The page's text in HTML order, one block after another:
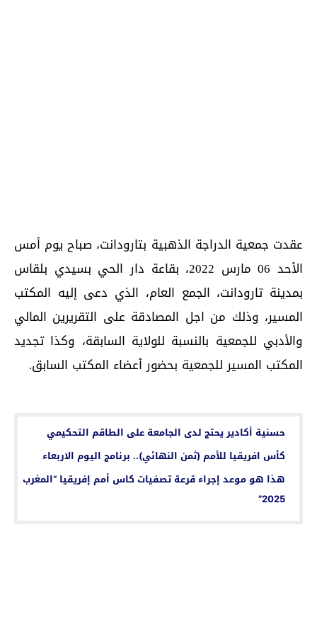
عقدت جمعية الدراجة الذهبية بتارودانت، صباح يوم أمس
الأحد 06 مارس 2022، بقاعة دار الحي بسيدي بلقاس
بمدينة تارودانت، الجمع العام، الذي دعى إليه المكتب
المسير، وذلك من اجل المصادقة على التقريرين المالي
والأدبي للجمعية بالنسبة للولاية السابقة، وكذا تجديد
المكتب المسير للجمعية بحضور أعضاء المكتب السابق.
حسنية أكادير يحتج لدى الجامعة على الطاقم التحكيمي
كأس افريقيا للأمم (ثمن النهائي).. برنامج اليوم الاربعاء
هذا هو موعد إجراء قرعة تصفيات كاس أمم إفريقيا “المغرب
2025”